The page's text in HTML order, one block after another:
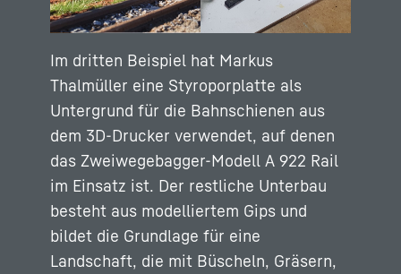
Im dritten Beispiel hat Markus
Thalmüller eine Styroporplatte als
Untergrund für die Bahnschienen aus
dem 3D-Drucker verwendet, auf denen
das Zweiwegebagger-Modell A 922 Rail
im Einsatz ist. Der restliche Unterbau
besteht aus modelliertem Gips und
bildet die Grundlage für eine
Landschaft, die mit Büscheln, Gräsern,